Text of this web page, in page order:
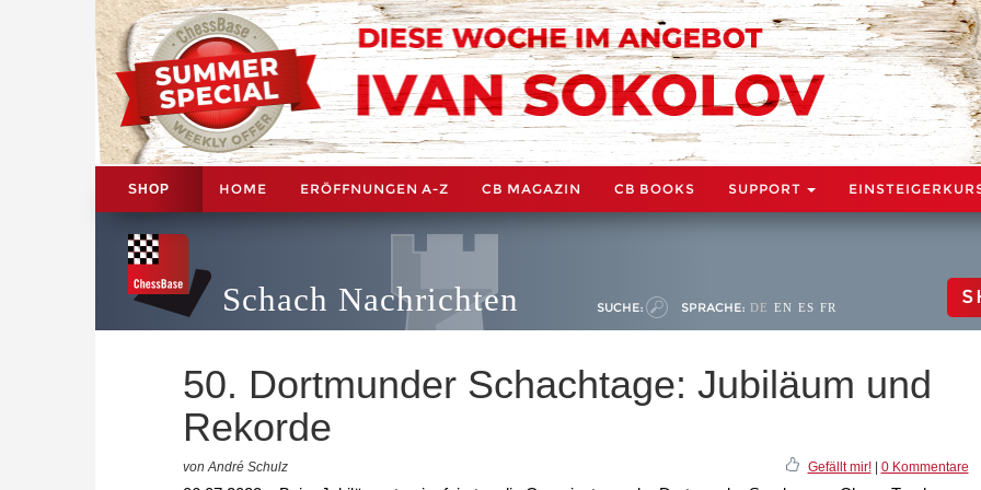
SHOP HOME ERÖFFNUNGEN A-Z CB MAGAZIN CB BOOKS SUPPORT
Schach Nachrichten SUCHE: SPRACHE: DE EN ES FR
50. Dortmunder Schachtage: Jubiläum und
Rekorde
von André Schulz Gefällt mir!| 0 Kommentare